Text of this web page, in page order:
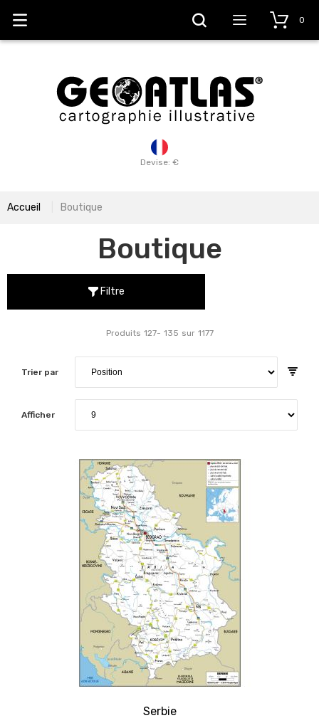
Devise: €
0
Accueil Boutique
Boutique
Filtre
Trier par
Produits 127- 135 sur 1177
Afficher
Serbie